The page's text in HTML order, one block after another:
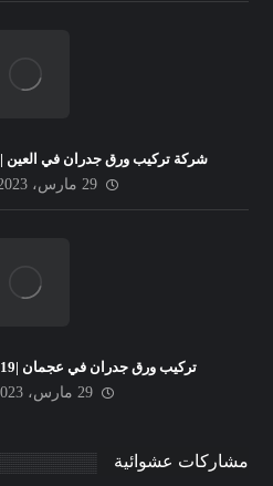
شركة تركيب ورق جدران في العين |0564421019|الدرع الذهبي
29 مارس، 2023
تركيب ورق جدران في عجمان |0564421019| الدرع الذهبي
29 مارس، 2023
مشاركات عشوائية